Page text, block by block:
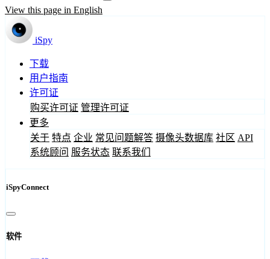
View this page in English
iSpy
下载
用户指南
许可证
购买许可证 管理许可证
更多
关于 特点 企业 常见问题解答 摄像头数据库 社区 API
系统顾问 服务状态 联系我们
iSpyConnect
软件